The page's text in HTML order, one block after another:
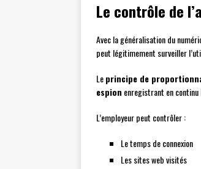
Le contrôle de
Avec la généralisation du
peut légitimement surveiller
Leprincipe de
espion enregistrant en continu
L’employeur peut contrôler :
Le temps de connexion
Les sites web visités